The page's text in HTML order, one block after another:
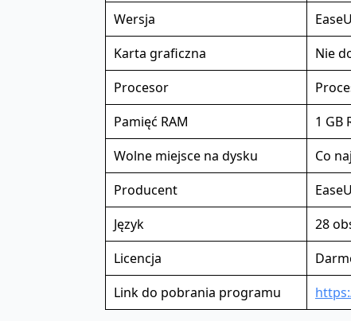
Wersja
Karta graficzna
Nie
Procesor
Pamięć RAM
1 GB
Wolne miejsce na dysku
Co
Producent
Język
28
Licencja
Link do pobrania programu